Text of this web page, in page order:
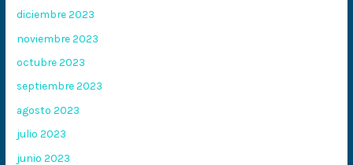
diciembre 2023
noviembre 2023
octubre 2023
septiembre 2023
agosto 2023
julio 2023
junio 2023